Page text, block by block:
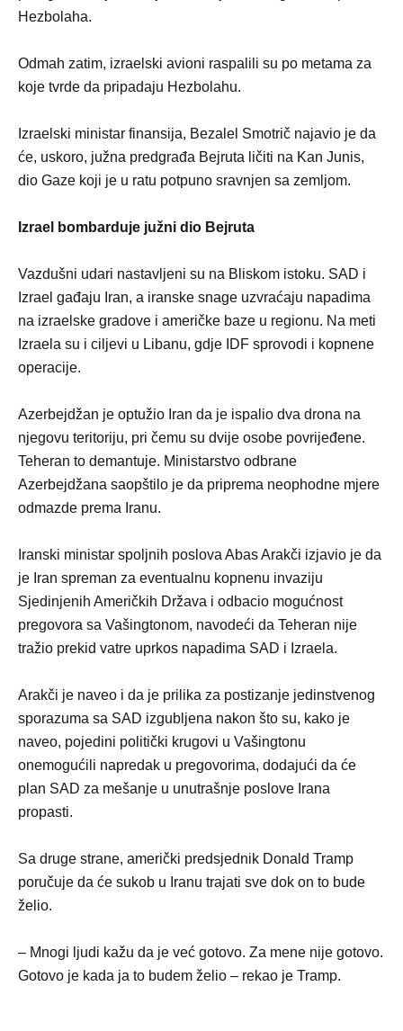
Hezbolaha.
Odmah zatim, izraelski avioni raspalili su po metama za
koje tvrde da pripadaju Hezbolahu.
Izraelski ministar finansija, Bezalel Smotrič najavio je da
će, uskoro, južna predgrađa Bejruta ličiti na Kan Јunis,
dio Gaze koji je u ratu potpuno sravnjen sa zemljom.
Izrael bombarduje južni dio Bejruta
Vazdušni udari nastavljeni su na Bliskom istoku. SAD i
Izrael gađaju Iran, a iranske snage uzvraćaju napadima
na izraelske gradove i američke baze u regionu. Na meti
Izraela su i ciljevi u Libanu, gdje IDF sprovodi i kopnene
operacije.
Azerbejdžan je optužio Iran da je ispalio dva drona na
njegovu teritoriju, pri čemu su dvije osobe povrijeđene.
Teheran to demantuje. Ministarstvo odbrane
Azerbejdžana saopštilo je da priprema neophodne mjere
odmazde prema Iranu.
Iranski ministar spoljnih poslova Abas Arakči izjavio je da
je Iran spreman za eventualnu kopnenu invaziju
Sjedinjenih Američkih Država i odbacio mogućnost
pregovora sa Vašingtonom, navodeći da Teheran nije
tražio prekid vatre uprkos napadima SAD i Izraela.
Arakči je naveo i da je prilika za postizanje jedinstvenog
sporazuma sa SAD izgubljena nakon što su, kako je
naveo, pojedini politički krugovi u Vašingtonu
onemogućili napredak u pregovorima, dodajući da će
plan SAD za mešanje u unutrašnje poslove Irana
propasti.
Sa druge strane, američki predsjednik Donald Tramp
poručuje da će sukob u Iranu trajati sve dok on to bude
želio.
– Mnogi ljudi kažu da je već gotovo. Za mene nije gotovo.
Gotovo je kada ja to budem želio – rekao je Tramp.